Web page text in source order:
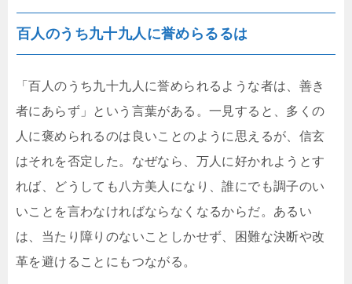
百人のうち九十九人に誉めらるるは
「百人のうち九十九人に誉められるような者は、善き
者にあらず」という言葉がある。一見すると、多くの
人に褒められるのは良いことのように思えるが、信玄
はそれを否定した。なぜなら、万人に好かれようとす
れば、どうしても八方美人になり、誰にでも調子のい
いことを言わなければならなくなるからだ。あるい
は、当たり障りのないことしかせず、困難な決断や改
革を避けることにもつながる。